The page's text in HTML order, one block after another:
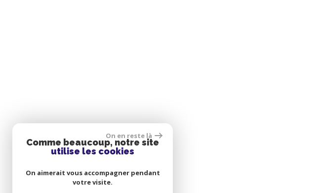
On en reste là
Comme beaucoup, notre site
utilise les cookies
On aimerait vous accompagner pendant
votre visite.